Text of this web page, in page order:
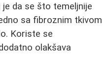
je da se što temeljnije
sa fibroznim tkivom
Koriste se
olakšava